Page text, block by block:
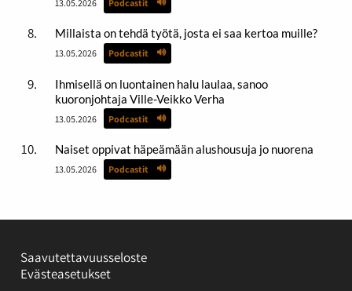
13.05.2026 Podcastit
Millaista on tehdä työtä, josta ei saa kertoa muille?
13.05.2026 Podcastit
Ihmisellä on luontainen halu laulaa, sanoo
kuoronjohtaja Ville-Veikko Verha
13.05.2026 Podcastit
Naiset oppivat häpeämään alushousuja jo nuorena
13.05.2026 Podcastit
Saavutettavuusseloste
Evästeasetukset